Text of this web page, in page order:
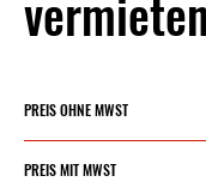
vermieten
PREIS OHNE MWST
PREIS MIT MWST